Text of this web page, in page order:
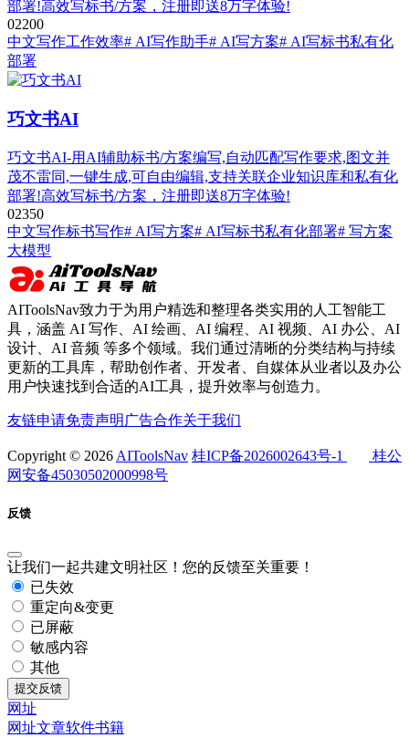
部署!高效写标书/方案，注册即送8万字体验!
02200
中文写作工作效率# AI写作助手# AI写方案# AI写标书私有化
部署
巧文书AI
巧文书AI-用AI辅助标书/方案编写,自动匹配写作要求,图文并
茂不雷同,一键生成,可自由编辑,支持关联企业知识库和私有化
部署!高效写标书/方案，注册即送8万字体验!
02350
中文写作标书写作# AI写方案# AI写标书私有化部署# 写方案
大模型
AIToolsNav致力于为用户精选和整理各类实用的人工智能工
具，涵盖 AI 写作、AI 绘画、AI 编程、AI 视频、AI 办公、AI
设计、AI 音频 等多个领域。我们通过清晰的分类结构与持续
更新的工具库，帮助创作者、开发者、自媒体从业者以及办公
用户快速找到合适的AI工具，提升效率与创造力。
友链申请免责声明 广告合作关于我们
Copyright © 2026 AIToolsNav 桂ICP备2026002643号-1
桂公
网安备45030502000998号
反馈
让我们一起共建文明社区！您的反馈至关重要！
已失效
重定向&变更
已屏蔽
敏感内容
其他
提交反馈
网址
网址文章软件书籍